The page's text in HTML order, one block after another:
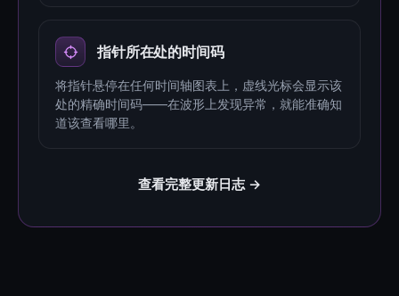
指针所在处的时间码
将指针悬停在任何时间轴图表上，虚线光标会显示该
处的精确时间码——在波形上发现异常，就能准确知
道该查看哪里。
查看完整更新日志 →